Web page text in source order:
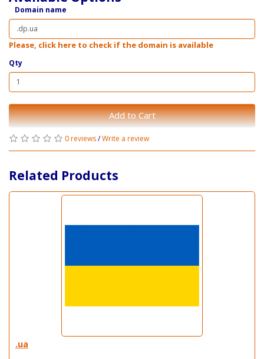
Domain name
Please, click here to check if the domain is available
Qty
Add to Cart
0 reviews/Write a review
Related Products
.ua